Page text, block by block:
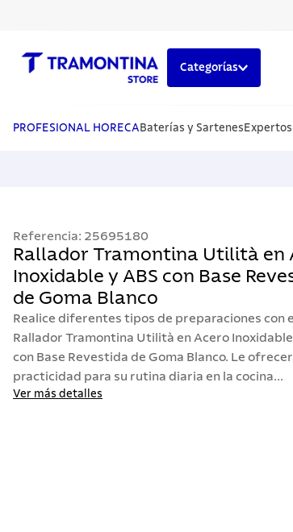
Categorías
PROFESIONAL HORECA Baterías y Sartenes
Referencia: 25695180
Rallador Tramontina Utilità en
Inoxidable y ABS con Base
de Goma Blanco
Realice diferentes tipos de preparaciones con el
Rallador Tramontina Utilità en Acero Inoxidable
con Base Revestida de Goma Blanco. Le
practicidad para su rutina diaria en la cocina...
Ver más detalles
1.
cuchillos
5 . ollas